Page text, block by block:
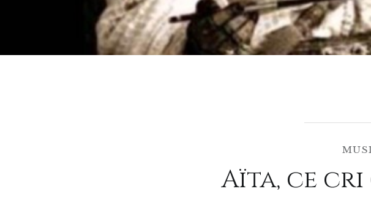
Aïta, ce